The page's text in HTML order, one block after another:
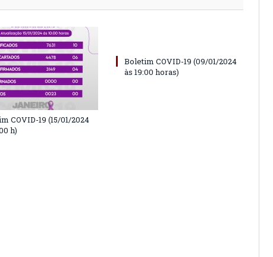
COVID-19 (15/01/2024
h)
Boletim COVID-19 (09/01/2024
às 19:00 horas)